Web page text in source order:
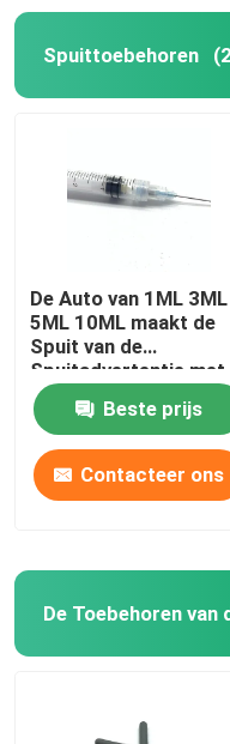
Spuittoebehoren
De Auto van 1ML 3ML
5ML 10ML maakt de
Spuit van de
Spuitadvertentie met
Naald onbruikbaar
Beste prijs
Contacteer ons
De Toebehoren van